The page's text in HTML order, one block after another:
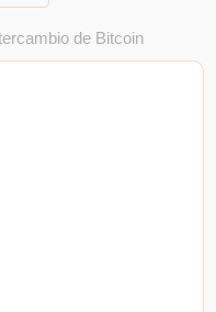
de Bitcoin